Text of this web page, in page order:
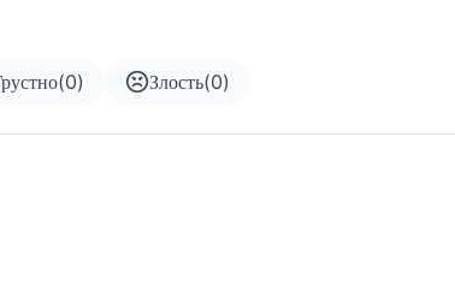
(0) Злость(0)